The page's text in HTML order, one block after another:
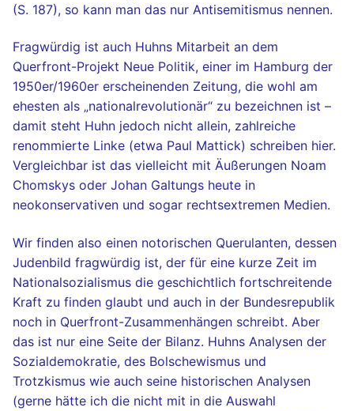
(S. 187), so kann man das nur Antisemitismus nennen.
Fragwürdig ist auch Huhns Mitarbeit an dem
Querfront-Projekt Neue Politik, einer im Hamburg der
1950er/1960er erscheinenden Zeitung, die wohl am
ehesten als „nationalrevolutionär“ zu bezeichnen ist –
damit steht Huhn jedoch nicht allein, zahlreiche
renommierte Linke (etwa Paul Mattick) schreiben hier.
Vergleichbar ist das vielleicht mit Äußerungen Noam
Chomskys oder Johan Galtungs heute in
neokonservativen und sogar rechtsextremen Medien.
Wir finden also einen notorischen Querulanten, dessen
Judenbild fragwürdig ist, der für eine kurze Zeit im
Nationalsozialismus die geschichtlich fortschreitende
Kraft zu finden glaubt und auch in der Bundesrepublik
noch in Querfront-Zusammenhängen schreibt. Aber
das ist nur eine Seite der Bilanz. Huhns Analysen der
Sozialdemokratie, des Bolschewismus und
Trotzkismus wie auch seine historischen Analysen
(gerne hätte ich die nicht mit in die Auswahl